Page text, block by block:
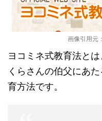
画像引用元：
ヨコミネ式教育法と
くらさんの伯父にあ
育方法です。